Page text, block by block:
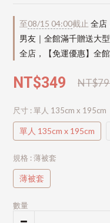
至08/15 04:00截止 全店
男友｜全館滿千贈送大
全店，【免運優惠】全
NT$349
尺寸 : 單人 135cm x 195cm
單人 135cm x 195cm
規格 : 薄被套
薄被套
數量